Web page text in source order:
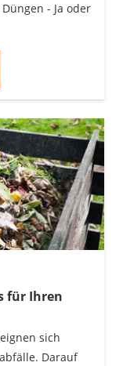
- Ja oder
für Ihren
sich
Darauf